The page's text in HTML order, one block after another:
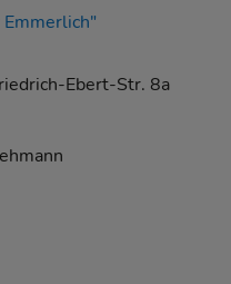
Ebert-Str. 8a